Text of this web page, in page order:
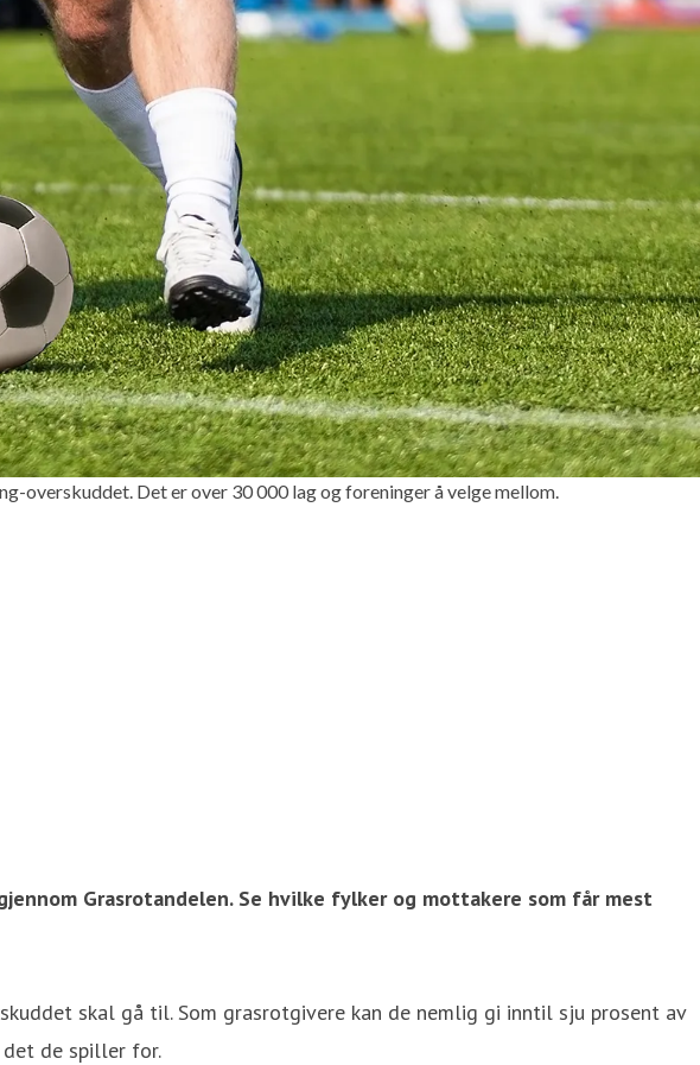
overskuddet. Det er over 30 000 lag og foreninger å velge mellom.
Grasrotandelen. Se hvilke fylker og mottakere som får mest
skal gå til. Som grasrotgivere kan de nemlig gi inntil sju prosent av
de spiller for.